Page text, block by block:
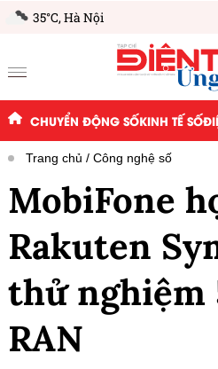
35°C,Hà Nội
CHUYỂN ĐỘNG SỐKINH TẾ SỐ
Trang chủ Công nghệ số
MobiFone
Rakuten
thử nghiệm
RAN